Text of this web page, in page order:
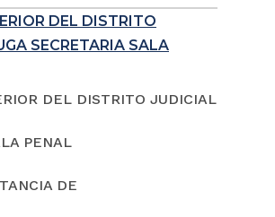
DEL DISTRITO
SECRETARIA SALA
DEL DISTRITO JUDICIAL
PENAL
DE